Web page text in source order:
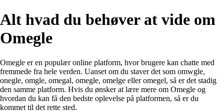
Alt hvad du behøver at vide om
Omegle
Omegle er en populær online platform, hvor brugere kan chatte med
fremmede fra hele verden. Uanset om du staver det som omwgle,
onegle, omgle, omegal, omegle, omelge eller omegel, så er det stadig
den samme platform. Hvis du ønsker at lære mere om Omegle og
hvordan du kan få den bedste oplevelse på platformen, så er du
kommet til det rette sted.